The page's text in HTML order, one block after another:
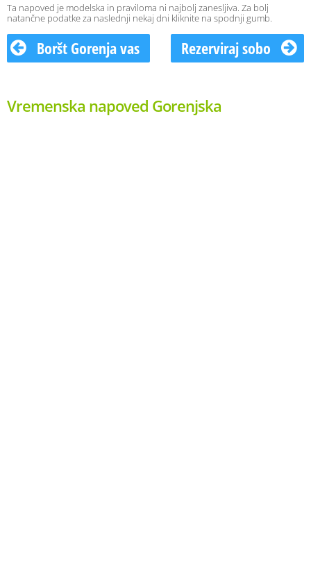
Ta napoved je modelska in praviloma ni najbolj zanesljiva. Za bolj
natančne podatke za naslednji nekaj dni kliknite na spodnji gumb.
Boršt Gorenja vas Rezerviraj sobo
Vremenska napoved Gorenjska